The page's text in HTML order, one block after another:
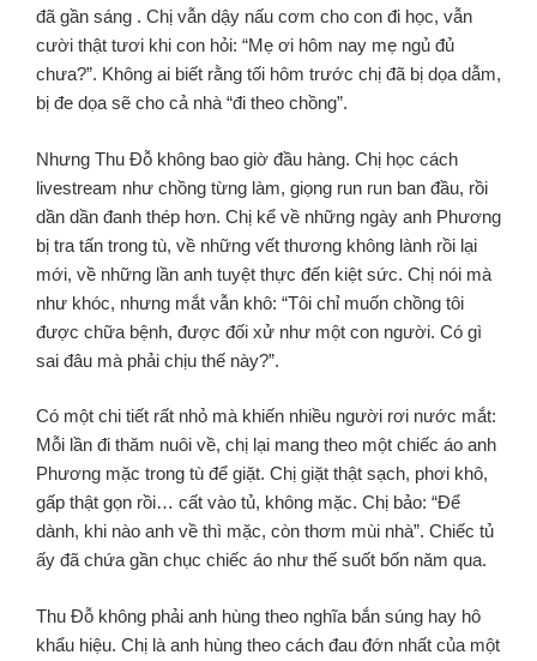
đã gần sáng . Chị vẫn dậy nấu cơm cho con đi học, vẫn
cười thật tươi khi con hỏi: “Mẹ ơi hôm nay mẹ ngủ đủ
chưa?”. Không ai biết rằng tối hôm trước chị đã bị dọa dẫm,
bị đe dọa sẽ cho cả nhà “đi theo chồng”.
Nhưng Thu Đỗ không bao giờ đầu hàng. Chị học cách
livestream như chồng từng làm, giọng run run ban đầu, rồi
dần dần đanh thép hơn. Chị kể về những ngày anh Phương
bị tra tấn trong tù, về những vết thương không lành rồi lại
mới, về những lần anh tuyệt thực đến kiệt sức. Chị nói mà
như khóc, nhưng mắt vẫn khô: “Tôi chỉ muốn chồng tôi
được chữa bệnh, được đối xử như một con người. Có gì
sai đâu mà phải chịu thế này?”.
Có một chi tiết rất nhỏ mà khiến nhiều người rơi nước mắt:
Mỗi lần đi thăm nuôi về, chị lại mang theo một chiếc áo anh
Phương mặc trong tù để giặt. Chị giặt thật sạch, phơi khô,
gấp thật gọn rồi… cất vào tủ, không mặc. Chị bảo: “Để
dành, khi nào anh về thì mặc, còn thơm mùi nhà”. Chiếc tủ
ấy đã chứa gần chục chiếc áo như thế suốt bốn năm qua.
Thu Đỗ không phải anh hùng theo nghĩa bắn súng hay hô
khẩu hiệu. Chị là anh hùng theo cách đau đớn nhất của một